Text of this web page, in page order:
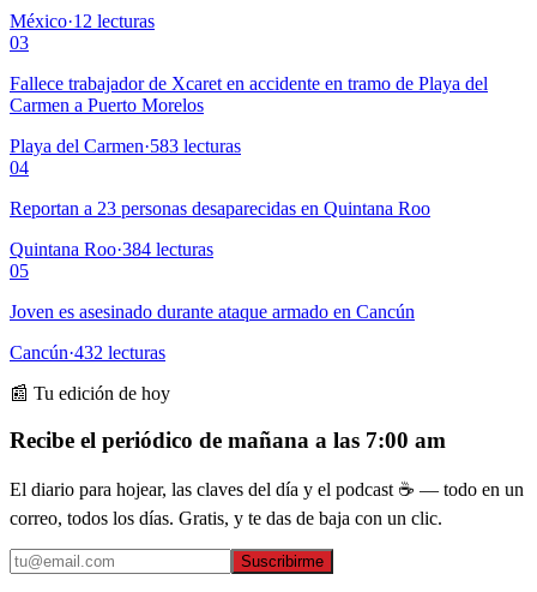
México·12 lecturas
03
Fallece trabajador de Xcaret en accidente en tramo de Playa del
Carmen a Puerto Morelos
Playa del Carmen·583 lecturas
04
Reportan a 23 personas desaparecidas en Quintana Roo
Quintana Roo·384 lecturas
05
Joven es asesinado durante ataque armado en Cancún
Cancún·432 lecturas
📰 Tu edición de hoy
Recibe el periódico de mañana a las 7:00 am
El diario para hojear, las claves del día y el podcast ☕ — todo en un
correo, todos los días. Gratis, y te das de baja con un clic.
Suscribirme